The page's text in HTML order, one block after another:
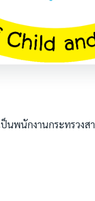
พนักงานกระทรวง